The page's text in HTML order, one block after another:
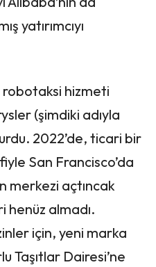
yatırımcıyı
robotaksi hizmeti
(şimdiki adıyla
2022’de, ticari bir
San Francisco’da
merkezi açtıncak
henüz almadı.
için, yeni marka
Taşıtlar Dairesi’ne